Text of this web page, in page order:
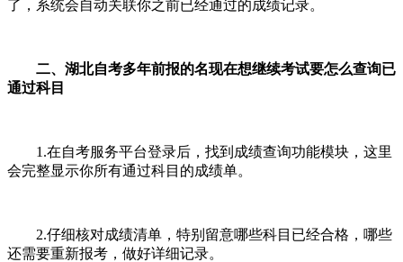
了，系统会自动关联你之前已经通过的成绩记录。
二、湖北自考多年前报的名现在想继续考试要怎么查询已
通过科目
1.在自考服务平台登录后，找到成绩查询功能模块，这里
会完整显示你所有通过科目的成绩单。
2.仔细核对成绩清单，特别留意哪些科目已经合格，哪些
还需要重新报考，做好详细记录。